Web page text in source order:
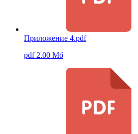
Приложение 4.pdf
pdf 2.00 Мб